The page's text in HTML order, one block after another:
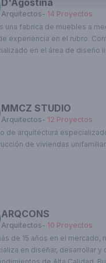
versión de la
que ofrece el mundo
menos.
en conjunto. Trabajamos
a las necesidades
para garantizar la máxima
se adecúan al cliente
a través del filtro de nuestra
D'Agostina
Arquitectos- 14 Proyectos
una fabrica de muebles a
experiencia en el rubro.
en el área de diseño
a materializar tu mueble
MMCZ STUDIO
Arquitectos- 12 Proyectos
de arquitectura
de viviendas
ARQCONS
Arquitectos- 10 Proyectos
de 15 años en el mercado,
en diseñar, desarrollar y